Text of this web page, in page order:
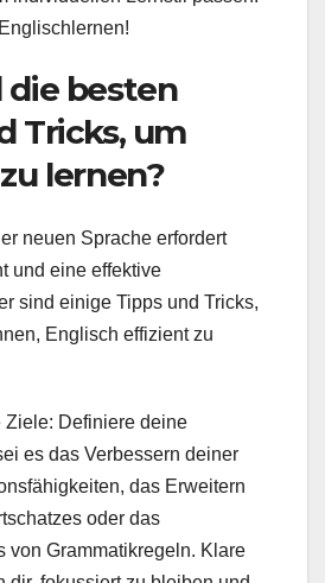
die besten
Tricks, um
lernen?
neuen Sprache erfordert
und eine effektive
sind einige Tipps und Tricks,
Englisch effizient zu
Ziele: Definiere deine
es das Verbessern deiner
das Erweitern
oder das
von Grammatikregeln. Klare